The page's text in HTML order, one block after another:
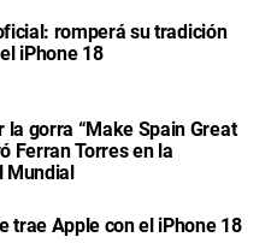
romperá su tradición
iPhone 18
la gorra “Make Spain Great
Ferran Torres en la
Mundial
trae Apple con el iPhone 18